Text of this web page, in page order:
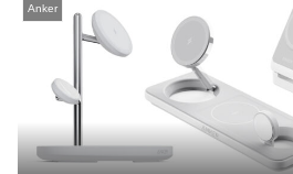
Anker